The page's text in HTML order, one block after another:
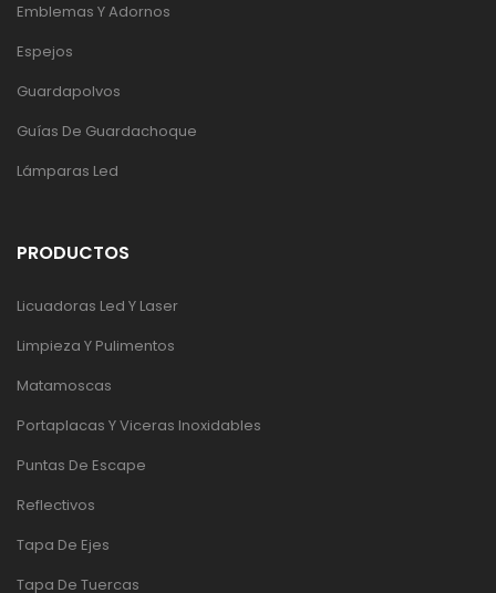
Emblemas Y Adornos
Espejos
Guardapolvos
Guías De Guardachoque
Lámparas Led
PRODUCTOS
Licuadoras Led Y Laser
Limpieza Y Pulimentos
Matamoscas
Portaplacas Y Viceras Inoxidables
Puntas De Escape
Reflectivos
Tapa De Ejes
Tapa De Tuercas